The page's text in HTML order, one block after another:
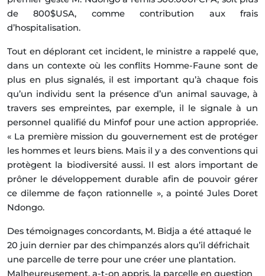
de 800$USA, comme contribution aux frais
d’hospitalisation.
Tout en déplorant cet incident, le ministre a rappelé que,
dans un contexte où les conflits Homme-Faune sont de
plus en plus signalés, il est important qu’à chaque fois
qu’un individu sent la présence d’un animal sauvage, à
travers ses empreintes, par exemple, il le signale à un
personnel qualifié du Minfof pour une action appropriée.
« La première mission du gouvernement est de protéger
les hommes et leurs biens. Mais il y a des conventions qui
protègent la biodiversité aussi. Il est alors important de
prôner le développement durable afin de pouvoir gérer
ce dilemme de façon rationnelle », a pointé Jules Doret
Ndongo.
Des témoignages concordants, M. Bidja a été attaqué le
20 juin dernier par des chimpanzés alors qu’il défrichait
une parcelle de terre pour une créer une plantation.
Malheureusement, a-t-on appris, la parcelle en question